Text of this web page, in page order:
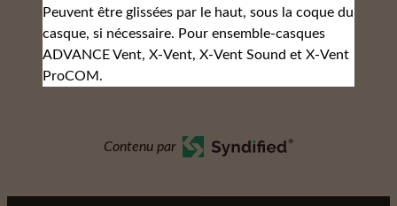
Peuvent être glissées par le haut, sous la coque du
casque, si nécessaire. Pour ensemble-casques
ADVANCE Vent, X-Vent, X-Vent Sound et X-Vent
ProCOM.
Contenu par